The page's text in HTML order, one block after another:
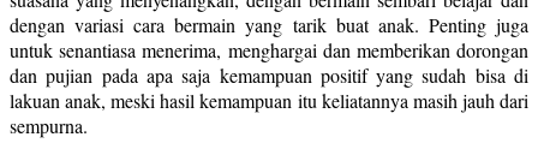
dengan variasi cara bermain yang tarik buat anak. Penting juga
untuk senantiasa menerima, menghargai dan memberikan dorongan
dan pujian pada apa saja kemampuan positif yang sudah bisa di
lakuan anak, meski hasil kemampuan itu keliatannya masih jauh dari
sempurna.